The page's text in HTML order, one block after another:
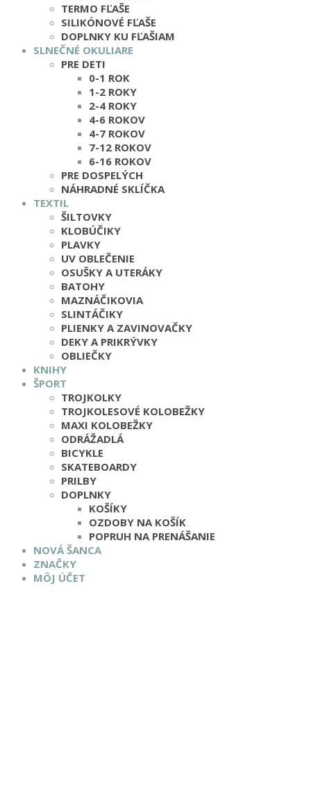
TERMO FĽAŠE
SILIKÓNOVÉ FĽAŠE
DOPLNKY KU FĽAŠIAM
SLNEČNÉ OKULIARE
PRE DETI
0-1 ROK
1-2 ROKY
2-4 ROKY
4-6 ROKOV
4-7 ROKOV
7-12 ROKOV
6-16 ROKOV
PRE DOSPELÝCH
NÁHRADNÉ SKLÍČKA
TEXTIL
ŠILTOVKY
KLOBÚČIKY
PLAVKY
UV OBLEČENIE
OSUŠKY A UTERÁKY
BATOHY
MAZNÁČIKOVIA
SLINTÁČIKY
PLIENKY A ZAVINOVAČKY
DEKY A PRIKRÝVKY
OBLIEČKY
KNIHY
ŠPORT
TROJKOLKY
TROJKOLESOVÉ KOLOBEŽKY
MAXI KOLOBEŽKY
ODRÁŽADLÁ
BICYKLE
SKATEBOARDY
PRILBY
DOPLNKY
KOŠÍKY
OZDOBY NA KOŠÍK
POPRUH NA PRENÁŠANIE
NOVÁ ŠANCA
ZNAČKY
MÔJ ÚČET